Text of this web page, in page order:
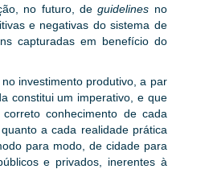
no futuro, deguidelines no
e negativas do sistema de
capturadas em benefício do
investimento produtivo, a par
constitui um imperativo, e que
conhecimento de cada
a cada realidade prática
para modo, de cidade para
e privados, inerentes à